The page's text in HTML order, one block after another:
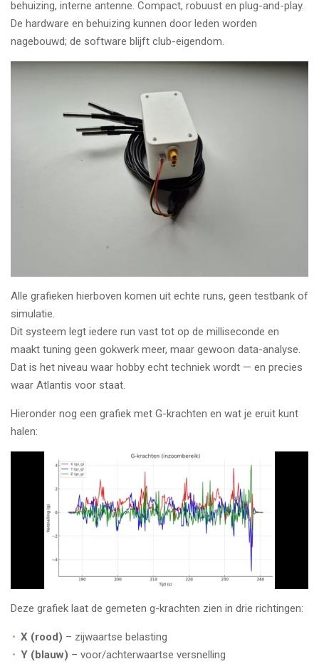
behuizing, interne antenne. Compact, robuust en plug-and-play.
De hardware en behuizing kunnen door leden worden
nagebouwd; de software blijft club-eigendom.
Alle grafieken hierboven komen uit echte runs, geen testbank of
simulatie.
Dit systeem legt iedere run vast tot op de milliseconde en
maakt tuning geen gokwerk meer, maar gewoon data-analyse.
Dat is het niveau waar hobby echt techniek wordt — en precies
waar Atlantis voor staat.
Hieronder nog een grafiek met G-krachten en wat je eruit kunt
halen:
Deze grafiek laat de gemeten g-krachten zien in drie richtingen:
X (rood) – zijwaartse belasting
Y (blauw) – voor/achterwaartse versnelling